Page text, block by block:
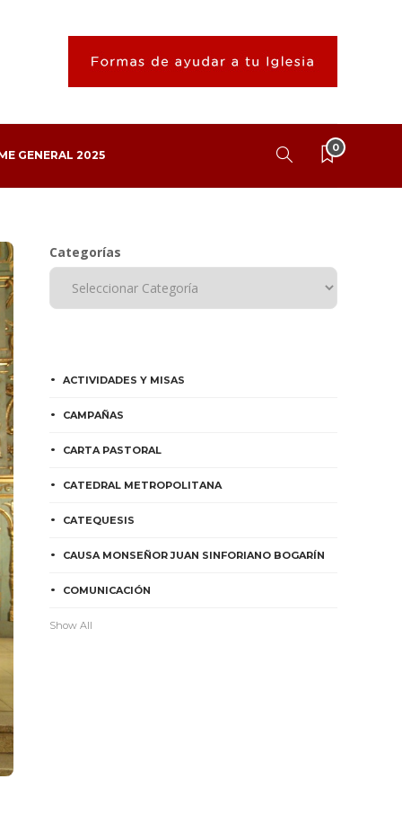
GENERAL 2025
0
Categorías
ACTIVIDADES Y MISAS
CAMPAÑAS
CARTA PASTORAL
CATEDRAL METROPOLITANA
CATEQUESIS
CAUSA MONSEÑOR JUAN SINFORIANO BOGARÍN
COMUNICACIÓN
Show All